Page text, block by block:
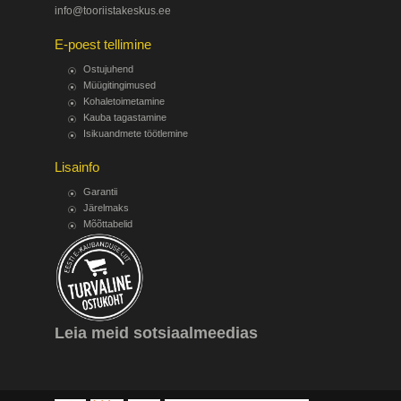
info@tooriistakeskus.ee
E-poest tellimine
Ostujuhend
Müügitingimused
Kohaletoimetamine
Kauba tagastamine
Isikuandmete töötlemine
Lisainfo
Garantii
Järelmaks
Mõõttabelid
Leia meid sotsiaalmeedias